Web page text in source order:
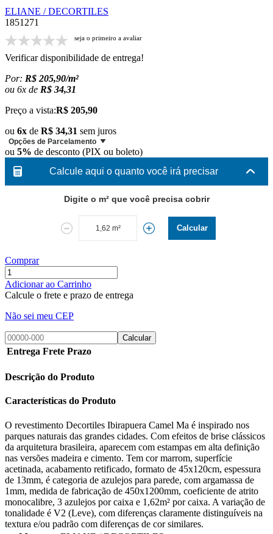
ELIANE / DECORTILES
1851271
seja o primeiro a avaliar
Verificar disponibilidade de entrega!
Por: R$ 205,90/m²
ou 6x de R$ 34,31
Preço a vista:R$ 205,90
ou 6x de R$ 34,31 sem juros
Opções de Parcelamento
ou 5% de desconto (PIX ou boleto)
Calcule aqui o quanto você irá precisar
Digite o m² que você precisa cobrir
Calcular
Comprar
Adicionar ao Carrinho
Calcule o frete e prazo de entrega
Não sei meu CEP
Calcular
Entrega Frete Prazo
Descrição do Produto
Características do Produto
O revestimento Decortiles Ibirapuera Camel Ma é inspirado nos
parques naturais das grandes cidades. Com efeitos de brise clássicos
da arquitetura brasileira, aparecem com estampas em alta definição
nas versões madeira e cimento. Tem cor marrom, superfície
acetinada, acabamento retificado, formato de 45x120cm, espessura
de 13mm, é categoria de azulejos para parede, com argamassa de
1mm, medida de fabricação de 450x1200mm, coeficiente de atrito
monocalibre, 3 azulejos por caixa e 1,62m² por caixa. A variação de
tonalidade é V2 (Leve), com diferenças claramente distinguíveis na
textura e/ou padrão com diferenças de cor similares.